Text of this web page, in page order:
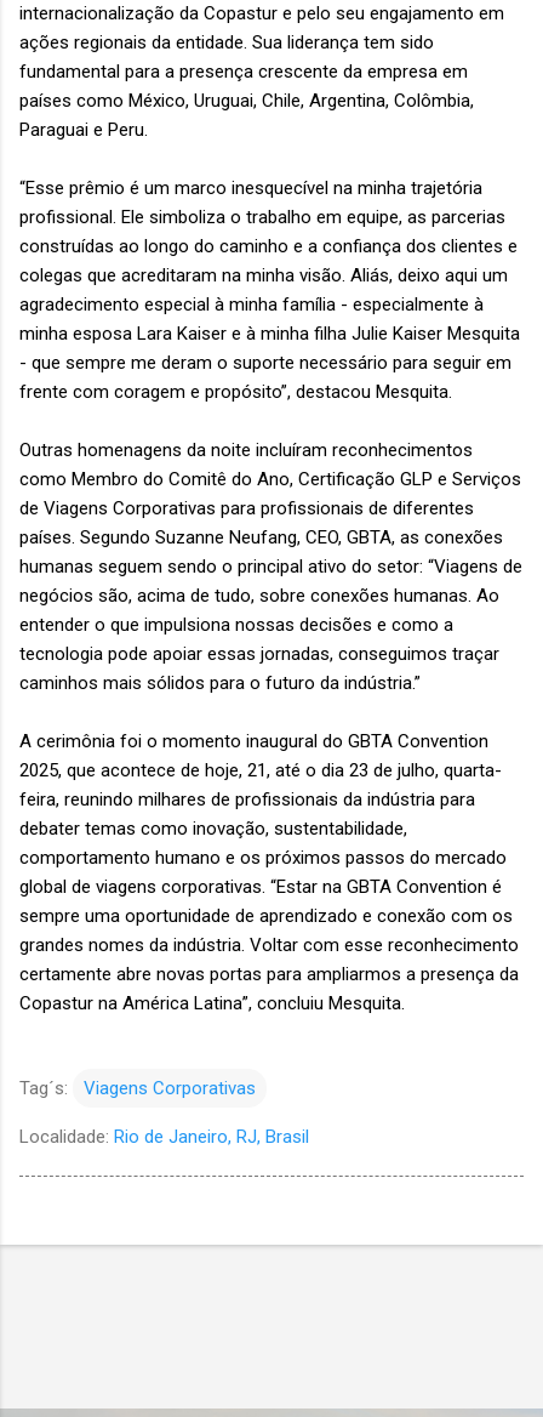
internacionalização da Copastur e pelo seu engajamento em
ações regionais da entidade. Sua liderança tem sido
fundamental para a presença crescente da empresa em
países como México, Uruguai, Chile, Argentina, Colômbia,
Paraguai e Peru.
“Esse prêmio é um marco inesquecível na minha trajetória
profissional. Ele simboliza o trabalho em equipe, as parcerias
construídas ao longo do caminho e a confiança dos clientes e
colegas que acreditaram na minha visão. Aliás, deixo aqui um
agradecimento especial à minha família - especialmente à
minha esposa Lara Kaiser e à minha filha Julie Kaiser Mesquita
- que sempre me deram o suporte necessário para seguir em
frente com coragem e propósito”, destacou Mesquita.
Outras homenagens da noite incluíram reconhecimentos
como Membro do Comitê do Ano, Certificação GLP e Serviços
de Viagens Corporativas para profissionais de diferentes
países. Segundo Suzanne Neufang, CEO, GBTA, as conexões
humanas seguem sendo o principal ativo do setor: “Viagens de
negócios são, acima de tudo, sobre conexões humanas. Ao
entender o que impulsiona nossas decisões e como a
tecnologia pode apoiar essas jornadas, conseguimos traçar
caminhos mais sólidos para o futuro da indústria.”
A cerimônia foi o momento inaugural do GBTA Convention
2025, que acontece de hoje, 21, até o dia 23 de julho, quarta-
feira, reunindo milhares de profissionais da indústria para
debater temas como inovação, sustentabilidade,
comportamento humano e os próximos passos do mercado
global de viagens corporativas. “Estar na GBTA Convention é
sempre uma oportunidade de aprendizado e conexão com os
grandes nomes da indústria. Voltar com esse reconhecimento
certamente abre novas portas para ampliarmos a presença da
Copastur na América Latina”, concluiu Mesquita.
Tag´s: Viagens Corporativas
Localidade: Rio de Janeiro, RJ, Brasil